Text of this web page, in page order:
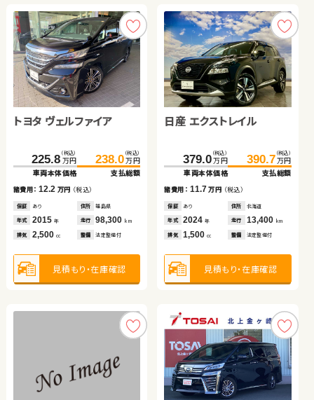
トヨタ ヴェルファイア
225.8 （税込）
万円
車両本体価格
238.0 （税込）
万円
支払総額
諸費用：12.2 万円 （税込）
保証 あり 住所 福島県
年式 2015 年 走行 98,300 km
排気 2,500 cc 整備 法定整備付
見積もり・在庫確認
日産 エクストレイル
379.0 （税込）
万円
車両本体価格
390.7 （税込）
万円
支払総額
諸費用： 11.7万円 （税込）
保証 あり 住所 北海道
年式 2024年 走行 13,400 km
排気 1,500cc 整備 法定整備付
見積もり・在庫確認
トヨタ ノア
307.7万円
車両本体価格
諸費用：14.3万円 （税込）
保証 なし 住所 岡山県
排気 2,000cc 整備 法定整備付
スバル フォレスター
242.7万円
車両本体価格
諸費用：8.1 万円 （税込）
保証 なし 住所 岡山県
排気 2,500cc 整備 法定整備付
トヨタ アクア
41.8
車両本体価格
52.0 万円
支払総額
諸費用：10.2万円（税込）
保証 なし 住所 長野県
年式 2012年 走行 88,900km
見積もり・在庫確認
スズキ ワゴンＲ スティン
グレー
59.0万円
車両本体価格
諸費用：10.9万円 （税込）
保証 あり 住所 岩手県
排気 660 整備 法定整備付